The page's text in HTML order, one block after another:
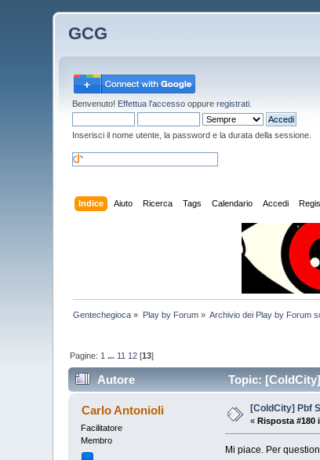
GCG
Benvenuto! Effettua l'accesso oppureregistrati
Inserisci il nome utente, la password e la durata della sessione.
Indice Aiuto Ricerca Tags Calendario Accedi
Gentechegioca » Play by Forum» Archivio dei Play by Forum
Pagine: 1 ... 11 12 [13]
Autore Topic:
Carlo Antonioli
Facilitatore
Membro
[ColdCity] Pbf
« Risposta #180
Mi piace. Per